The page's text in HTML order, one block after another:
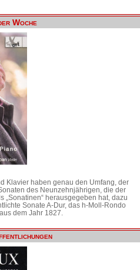
Woche
Klavier haben genau den Umfang, der
des Neunzehnjährigen, die der
„Sonatinen“ herausgegeben hat, dazu
Sonate A-Dur, das h-Moll-Rondo
dem Jahr 1827.